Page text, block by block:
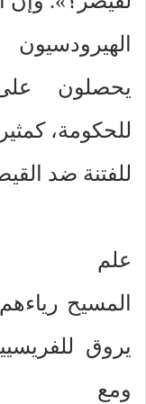
يحصلون
للحكومة، كمثير
للفتنة ضد
علم
المسيح
يروق
ومع